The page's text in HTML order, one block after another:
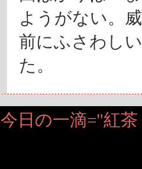
ようがない。
前にふさわし
た。
今日の一滴="紅